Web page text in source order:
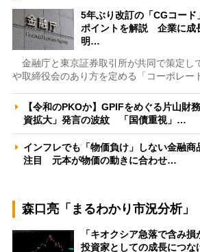
5年ぶり改訂の「CGコー
ポイントを解説 企業に成
明…
金融庁と東京証券取引所が共同で策定し
や取締役会のあり方を定める「コーポレー
【令和のPKOか】GPIFをめぐる片山財
資拡大」発言の波紋 「国債重視」…
インフレでも「物価負け」しない金融商
注目 元本が物価の動きに合わせ…
森口亮「まるわかり市況分析」
「キオクシア急落で含み
投資家としての成長につ